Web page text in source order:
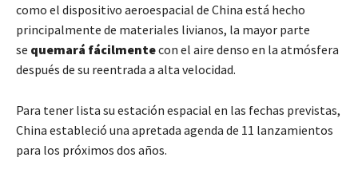
como el dispositivo aeroespacial de China está hecho
principalmente de materiales livianos, la mayor parte
se quemará fácilmentecon el aire denso en la atmósfera
después de su reentrada a alta velocidad.
Para tener lista su estación espacial en las fechas previstas,
China estableció una apretada agenda de 11 lanzamientos
para los próximos dos años.